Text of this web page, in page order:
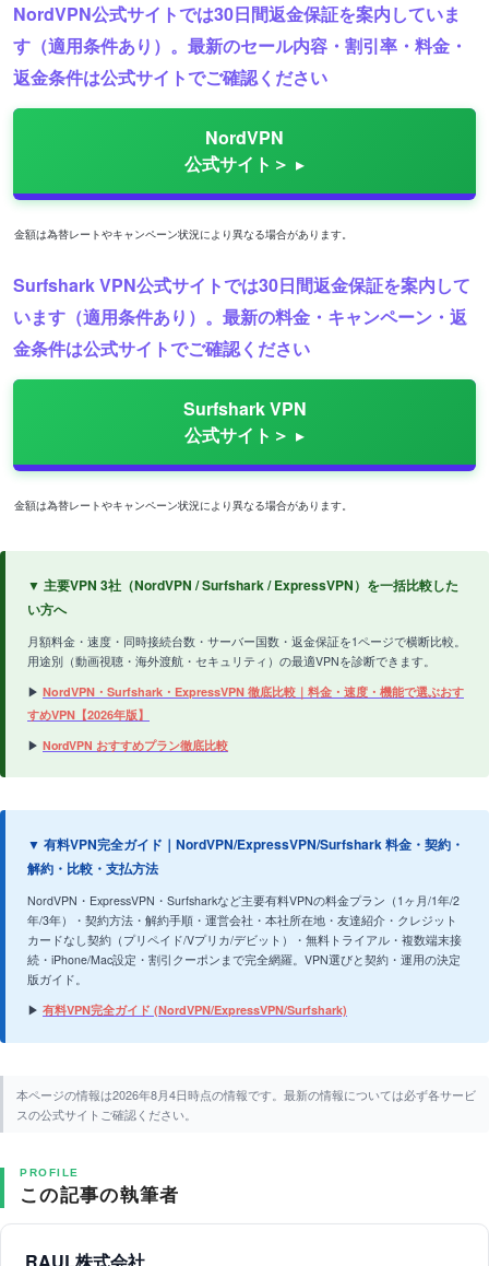
NordVPN公式サイトでは30日間返金保証を案内していま
す（適用条件あり）。最新のセール内容・割引率・料金・
返金条件は公式サイトでご確認ください
NordVPN
公式サイト＞
金額は為替レートやキャンペーン状況により異なる場合があります。
Surfshark VPN公式サイトでは30日間返金保証を案内して
います（適用条件あり）。最新の料金・キャンペーン・返
金条件は公式サイトでご確認ください
Surfshark VPN
公式サイト＞
金額は為替レートやキャンペーン状況により異なる場合があります。
▼ 主要VPN 3社（NordVPN / Surfshark / ExpressVPN）を一括比較した
い方へ
月額料金・速度・同時接続台数・サーバー国数・返金保証を1ページで横断比較。
用途別（動画視聴・海外渡航・セキュリティ）の最適VPNを診断できます。
▶ NordVPN・Surfshark・ExpressVPN 徹底比較｜料金・速度・機能で選ぶおす
すめVPN【2026年版】
▶ NordVPN おすすめプラン徹底比較
▼ 有料VPN完全ガイド｜NordVPN/ExpressVPN/Surfshark 料金・契約・
解約・比較・支払方法
NordVPN・ExpressVPN・Surfsharkなど主要有料VPNの料金プラン（1ヶ月/1年/2
年/3年）・契約方法・解約手順・運営会社・本社所在地・友達紹介・クレジット
カードなし契約（プリペイド/Vプリカ/デビット）・無料トライアル・複数端末接
続・iPhone/Mac設定・割引クーポンまで完全網羅。VPN選びと契約・運用の決定
版ガイド。
▶ 有料VPN完全ガイド (NordVPN/ExpressVPN/Surfshark)
本ページの情報は2026年8月4日時点の情報です。最新の情報については必ず各サービ
スの公式サイトご確認ください。
PROFILE
この記事の執筆者